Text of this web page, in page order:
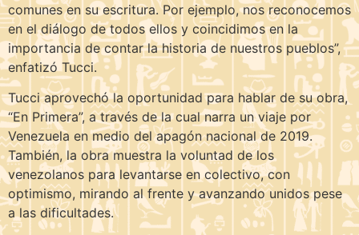
comunes en su escritura. Por ejemplo, nos reconocemos
en el diálogo de todos ellos y coincidimos en la
importancia de contar la historia de nuestros pueblos”,
enfatizó Tucci.
Tucci aprovechó la oportunidad para hablar de su obra,
“En Primera”, a través de la cual narra un viaje por
Venezuela en medio del apagón nacional de 2019.
También, la obra muestra la voluntad de los
venezolanos para levantarse en colectivo, con
optimismo, mirando al frente y avanzando unidos pese
a las dificultades.